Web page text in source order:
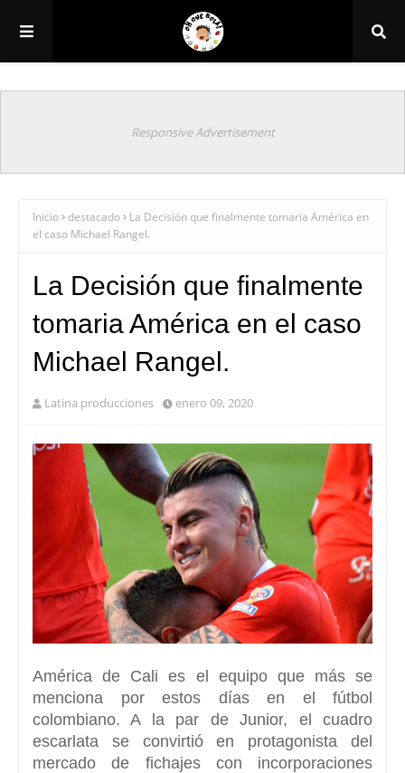
Responsive Advertisement
Inicio destacado
La Decisión que finalmente tomaria América en
el caso Michael Rangel.
La Decisión que finalmente
tomaria América en el caso
Michael Rangel.
Latina producciones enero 09, 2020
América de Cali es el equipo que más se
menciona por estos días en el fútbol
colombiano. A la par deJunior, el cuadro
escarlata se convirtió en protagonista del
mercado de fichajes con incorporaciones